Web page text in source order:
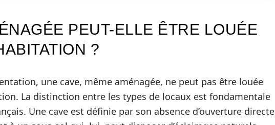
PEUT-ELLE ÊTRE LOUÉE
?
une cave, même aménagée, ne peut pas être louée
La distinction entre les types de locaux est fondamentale
Une cave est définie par son absence d’ouverture directe